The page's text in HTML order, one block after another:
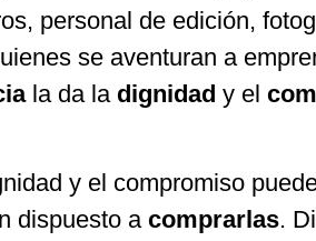
personal de edición,
se aventuran a
la da la dignidad y el
y el compromiso
dispuesto acomprarlas.